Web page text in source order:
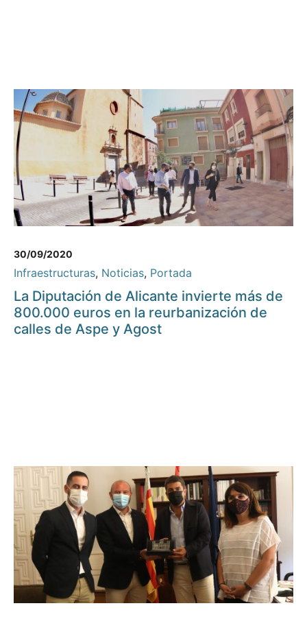
30/09/2020
Infraestructuras, Noticias, Portada
La Diputación de Alicante invierte más de
800.000 euros en la reurbanización de
calles de Aspe y Agost